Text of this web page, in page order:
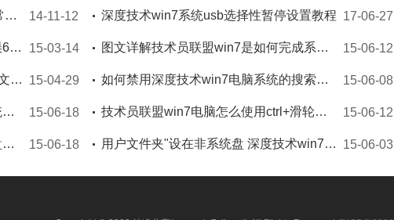
Win7系统中如何识别木马病毒进程和常见的病毒进程 14-11-12
纯净版win7系统开机宽带连接出现错误651代码该如何应对 15-03-14
无法打开win7电脑公司纯净版系统exe文件怎么办 15-04-29
雨林木风win7系统实现文件夹视图的统一设置 15-06-18
雨林木风win7系统电脑开启、取消磁盘碎片整理计划任务的技巧 15-06-18
深度技术win7系统usb选择性暂停设置教程 17-06-27
图文详解技术员联盟win7是如何完成系统备份操作的 15-06-12
如何禁用深度技术win7电脑系统的搜索记录 15-06-08
技术员联盟win7电脑怎么使用ctrl+滑轮改变图标大小 15-06-12
用户文件夹"设在非系统盘 深度技术win7系统来帮你 15-06-03